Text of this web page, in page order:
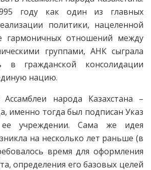
году как один из главных
политики, нацеленной
гармоничных отношений между
группами, АНК сыграла
в граж­данской консолидации
нацию.
народа Казахстана –
именно тогда был подписан Указ
учреждении. Сама же идея
на несколько лет раньше (в
время для оформления
определения его базовых целей